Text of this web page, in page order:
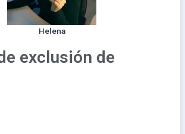
Helena
exclusión de